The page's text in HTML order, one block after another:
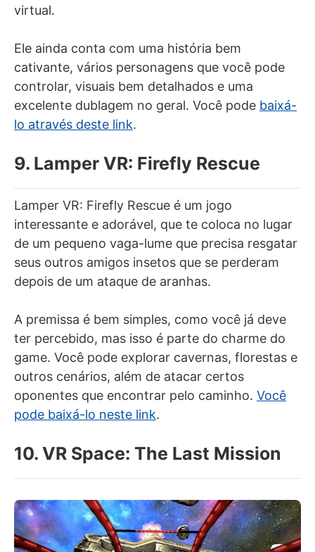
virtual.
Ele ainda conta com uma história bem
cativante, vários personagens que você pode
controlar, visuais bem detalhados e uma
excelente dublagem no geral. Você pode baixá-
lo através deste link.
9. Lamper VR: Firefly Rescue
Lamper VR: Firefly Rescue é um jogo
interessante e adorável, que te coloca no lugar
de um pequeno vaga-lume que precisa resgatar
seus outros amigos insetos que se perderam
depois de um ataque de aranhas.
A premissa é bem simples, como você já deve
ter percebido, mas isso é parte do charme do
game. Você pode explorar cavernas, florestas e
outros cenários, além de atacar certos
oponentes que encontrar pelo caminho. Você
pode baixá-lo neste link.
10. VR Space: The Last Mission